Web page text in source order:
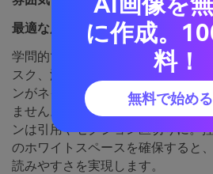
最適な用途： 編集レイアウトやブ
学問的で荘厳な雰囲気は、レザー
スク、温かいランプの光を連想さ
ンがネイビーを和らげ、クラシッ
ません。クリームトーンは背景や
ンは引用やセクション区切りに。
のホワイトスペースを確保すると
読みやすさを実現します。
に作成。
料！
無料で始め